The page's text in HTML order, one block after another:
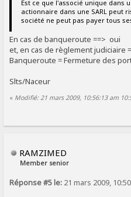
Est ce que l'associé unique dans
actionnaire dans une SARL peut
société ne peut pas payer tous
En cas de banqueroute ==> oui
et, en cas de règlement judiciaire
Banqueroute = Fermeture des
Slts/Naceur
« Modifié: 21 mars 2009, 10:56:13 am
RAMZIMED
Member senior
Réponse #5 le: 21 mars 2009,